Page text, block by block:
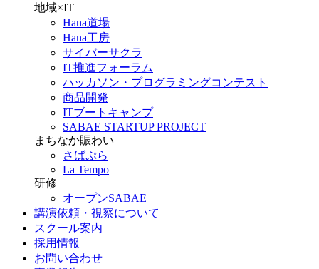
地域×IT
Hana道場
Hana工房
サイバーサクラ
IT推進フォーラム
ハッカソン・プログラミングコンテスト
商品開発
ITブートキャンプ
SABAE STARTUP PROJECT
まちなか賑わい
さばぷら
La Tempo
研修
オープンSABAE
講演依頼・視察について
スクール案内
採用情報
お問い合わせ